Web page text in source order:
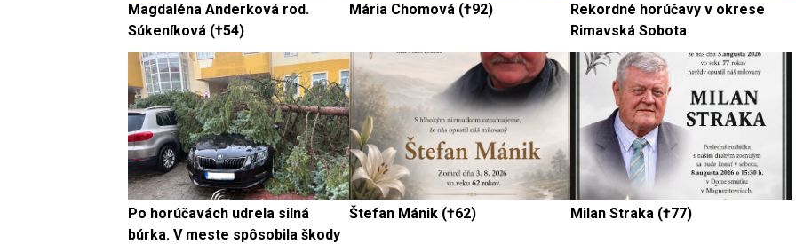
Magdaléna Anderková rod.
Súkeníková (†54)
Mária Chomová (†92)
Rekordné horúčavy v okrese
Rimavská Sobota
Po horúčavách udrela silná
búrka. V meste spôsobila škody
Štefan Mánik (†62) Milan Straka (†77)